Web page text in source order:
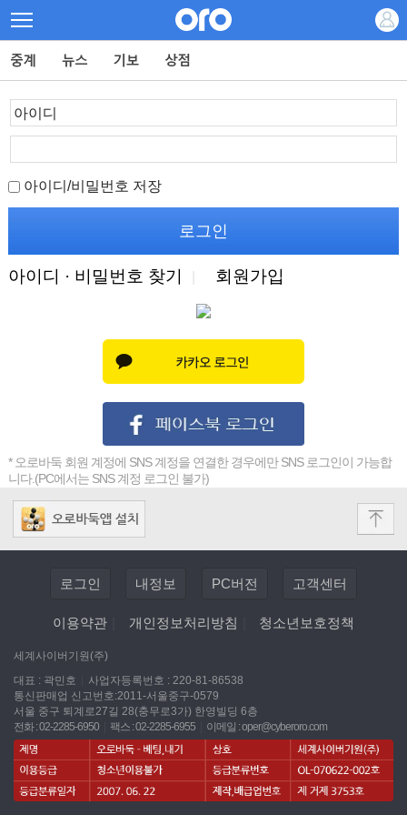
아이디/비밀번호 저장
아이디 · 비밀번호 찾기 회원가입
* 오로바둑 회원 계정에 SNS 계정을 연결한 경우에만 SNS 로그인이 가능합
니다.(PC에서는 SNS 계정 로그인 불가)
로그인 내정보 PC버전 고객센터
이용약관 개인정보처리방침 청소년보호정책
세계사이버기원(주)
대표 : 곽민호
사업자등록번호 : 220-81-86538
통신판매업 신고번호:2011-서울중구-0579
서울 중구 퇴계로27길 28(충무로3가) 한영빌딩 6층
전화 : 02-2285-6950
팩스 : 02-2285-6955 이메일 :oper@cyberoro.com